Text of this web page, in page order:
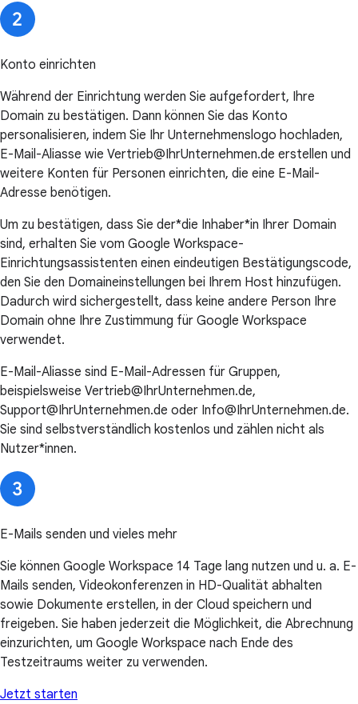
Konto einrichten
Während der Einrichtung werden Sie aufgefordert, Ihre
Domain zu bestätigen. Dann können Sie das Konto
personalisieren, indem Sie Ihr Unternehmenslogo hochladen,
E-Mail-Aliasse wie Vertrieb@IhrUnternehmen.de erstellen und
weitere Konten für Personen einrichten, die eine E-Mail-
Adresse benötigen.
Um zu bestätigen, dass Sie der*die Inhaber*in Ihrer Domain
sind, erhalten Sie vom Google Workspace-
Einrichtungsassistenten einen eindeutigen Bestätigungscode,
den Sie den Domaineinstellungen bei Ihrem Host hinzufügen.
Dadurch wird sichergestellt, dass keine andere Person Ihre
Domain ohne Ihre Zustimmung für Google Workspace
verwendet.
E-Mail-Aliasse sind E-Mail-Adressen für Gruppen,
beispielsweise Vertrieb@IhrUnternehmen.de,
Support@IhrUnternehmen.de oder Info@IhrUnternehmen.de.
Sie sind selbstverständlich kostenlos und zählen nicht als
Nutzer*innen.
E-Mails senden und vieles mehr
Sie können Google Workspace 14 Tage lang nutzen und u. a. E-
Mails senden, Videokonferenzen in HD-Qualität abhalten
sowie Dokumente erstellen, in der Cloud speichern und
freigeben. Sie haben jederzeit die Möglichkeit, die Abrechnung
einzurichten, um Google Workspace nach Ende des
Testzeitraums weiter zu verwenden.
Jetzt starten